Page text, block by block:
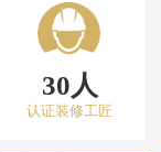
30人
认证装修工匠